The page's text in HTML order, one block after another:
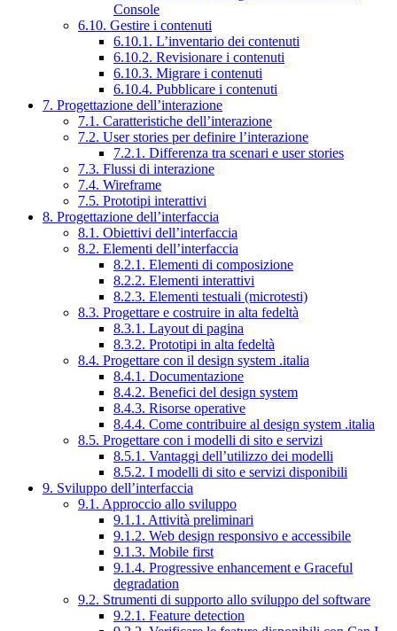
Console
6.10. Gestire i contenuti
6.10.1. L’inventario dei contenuti
6.10.2. Revisionare i contenuti
6.10.3. Migrare i contenuti
6.10.4. Pubblicare i contenuti
7. Progettazione dell’interazione
7.1. Caratteristiche dell’interazione
7.2. User stories per definire l’interazione
7.2.1. Differenza tra scenari e user stories
7.3. Flussi di interazione
7.4. Wireframe
7.5. Prototipi interattivi
8. Progettazione dell’interfaccia
8.1. Obiettivi dell’interfaccia
8.2. Elementi dell’interfaccia
8.2.1. Elementi di composizione
8.2.2. Elementi interattivi
8.2.3. Elementi testuali (microtesti)
8.3. Progettare e costruire in alta fedeltà
8.3.1. Layout di pagina
8.3.2. Prototipi in alta fedeltà
8.4. Progettare con il design system .italia
8.4.1. Documentazione
8.4.2. Benefici del design system
8.4.3. Risorse operative
8.4.4. Come contribuire al design system .italia
8.5. Progettare con i modelli di sito e servizi
8.5.1. Vantaggi dell’utilizzo dei modelli
8.5.2. I modelli di sito e servizi disponibili
9. Sviluppo dell’interfaccia
9.1. Approccio allo sviluppo
9.1.1. Attività preliminari
9.1.2. Web design responsivo e accessibile
9.1.3. Mobile first
9.1.4. Progressive enhancement e Graceful
degradation
9.2. Strumenti di supporto allo sviluppo del software
9.2.1. Feature detection